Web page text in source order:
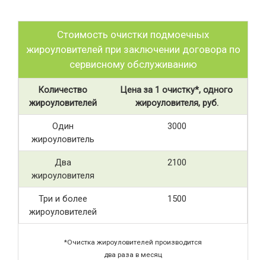
Стоимость очистки подмоечных
жироуловителей при заключении договора по
сервисному обслуживанию
Количество
жироуловителей
Цена за 1 очистку*, одного
жироуловителя, руб.
Один
жироуловитель
3000
Два
жироуловителя
2100
Три и более
жироуловителей
1500
*Очистка жироуловителей производится
два раза в месяц